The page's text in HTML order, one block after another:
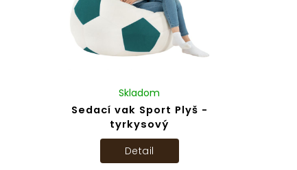
Sedací vak Sport Plyš -
tyrkysový
Skladom
Detail